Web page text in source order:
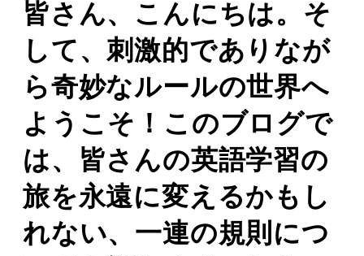
皆さん、こんにちは。そ
して、刺激的でありなが
ら奇妙なルールの世界へ
ようこそ！このブログで
は、皆さんの英語学習の
旅を永遠に変えるかもし
れない、一連の規則につ